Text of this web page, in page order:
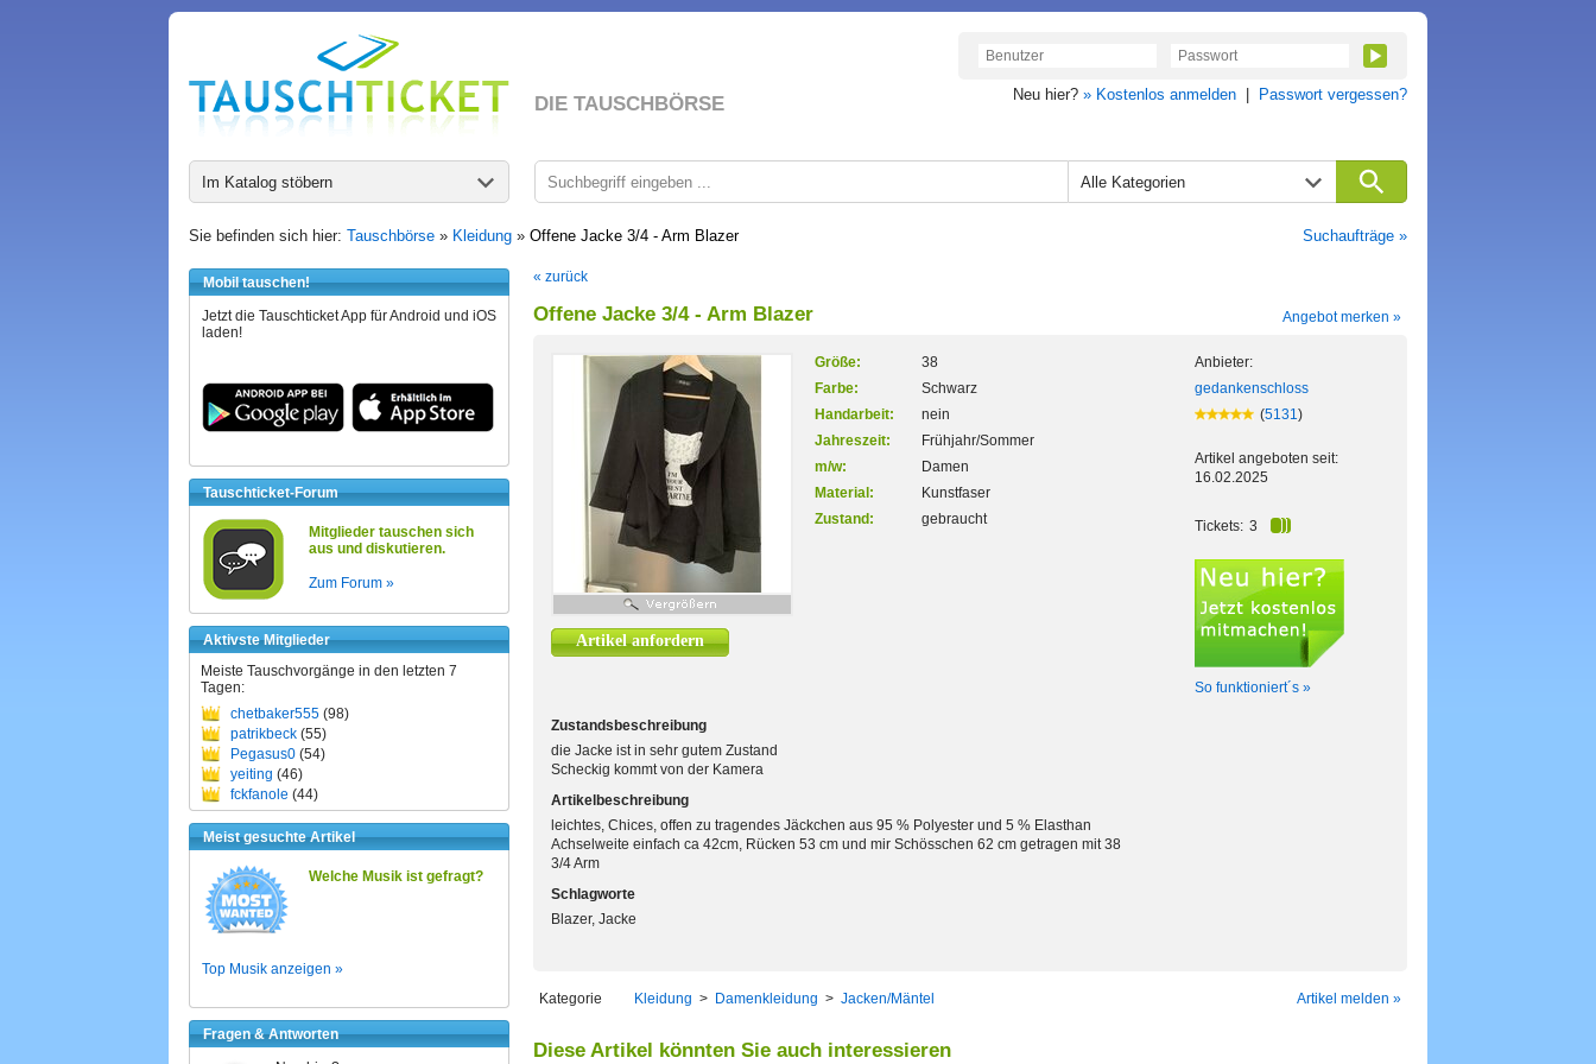
DIE TAUSCHBÖRSE Neu hier? » Kostenlos anmelden Passwort vergessen?
Im Katalog stöbern Alle Kategorien
Sie befinden sich hier: Tauschbörse » Kleidung » Offene Jacke 3/4 - Arm Blazer Suchaufträge »
Mobil tauschen!
Jetzt die Tauschticket App für Android und iOS
laden!
Tauschticket-Forum
Mitglieder tauschen sich
aus und diskutieren.
Zum Forum »
Aktivste Mitglieder
Meiste Tauschvorgänge in den letzten 7
Tagen:
chetbaker555 (98)
patrikbeck (55)
Pegasus0 (54)
yeiting (46)
fckfanole (44)
Meist gesuchte Artikel
Welche Musik ist gefragt?
Top Musik anzeigen »
Fragen & Antworten
« zurück
Offene Jacke 3/4 - Arm Blazer Angebot merken »
Artikel anfordern
Größe:
38
Farbe:
Schwarz
Handarbeit:
nein
Jahreszeit:
Frühjahr/Sommer
m/w:
Damen
Material:
Kunstfaser
Zustand:
gebraucht
Anbieter:
gedankenschloss
(5131)
Artikel angeboten seit:
16.02.2025
Tickets: 3
So funktioniert´s »
Zustandsbeschreibung
die Jacke ist in sehr gutem Zustand
Scheckig kommt von der Kamera
Artikelbeschreibung
leichtes, Chices, offen zu tragendes Jäckchen aus 95 % Polyester und 5 % Elasthan
Achselweite einfach ca 42cm, Rücken 53 cm und mir Schösschen 62 cm getragen mit 38
3/4 Arm
Schlagworte
Blazer, Jacke
Kategorie Kleidung > Damenkleidung > Jacken/Mäntel Artikel melden »
Diese Artikel könnten Sie auch interessieren